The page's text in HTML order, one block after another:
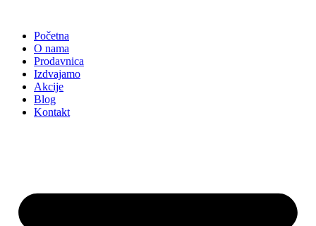
sadržajPočetna
O nama
Prodavnica
Izdvajamo
Akcije
Blog
Kontakt